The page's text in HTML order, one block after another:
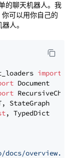
的聊天机器人。我
可以用你自己的
人。
import
, TypedDict
overview.md"